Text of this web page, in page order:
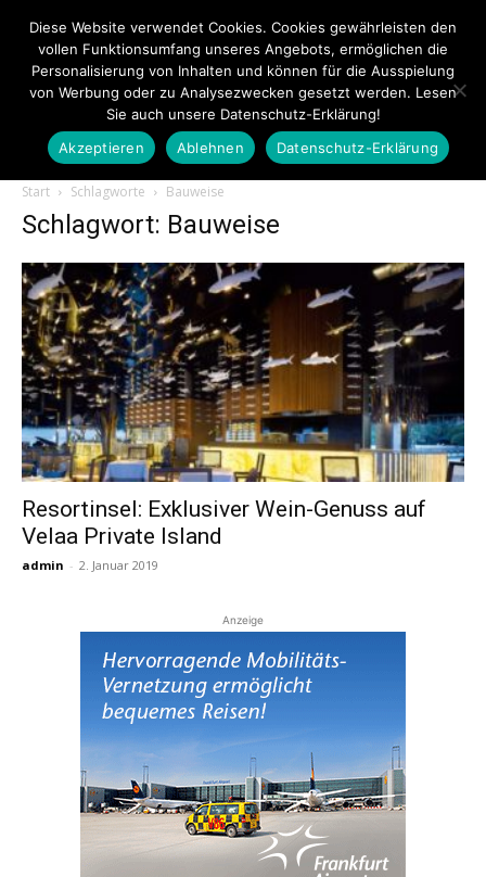
Touristiknews.de
Touristiknews
und
Start Schlagworte Bauweise
Schlagwort: Bauweise
Resortinsel: Exklusiver Wein-Genuss auf
Velaa Private Island
admin - 2. Januar 2019
Anzeige
Diese Website verwendet Cookies. Cookies gewährleisten den
vollen Funktionsumfang unseres Angebots, ermöglichen die
Personalisierung von Inhalten und können für die Ausspielung
von Werbung oder zu Analysezwecken gesetzt werden. Lesen
Sie auch unsere Datenschutz-Erklärung!
Akzeptieren
Ablehnen Datenschutz-Erklärung